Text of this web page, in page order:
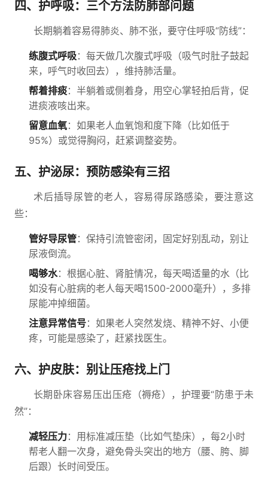
四、护呼吸：三个方法防肺部问题
长期躺着容易得肺炎、肺不张，要守住呼吸“防线”：
练腹式呼吸：每天做几次腹式呼吸（吸气时肚子鼓起
来，呼气时收回去），维持肺活量。
帮着排痰：半躺着或侧着身，用空心掌轻拍后背，促
进痰液咳出来。
留意血氧：如果老人血氧饱和度下降（比如低于
95%）或觉得胸闷，赶紧调整姿势。
五、护泌尿：预防感染有三招
术后插导尿管的老人，容易得尿路感染，要注意这
些：
管好导尿管：保持引流管密闭，固定好别乱动，别让
尿液倒流。
喝够水：根据心脏、肾脏情况，每天喝适量的水（比
如没有心脏病的老人每天喝1500-2000毫升），多排
尿能冲掉细菌。
注意异常信号：如果老人突然发烧、精神不好、小便
疼，可能是感染了，赶紧找医生。
六、护皮肤：别让压疮找上门
长期卧床容易压出压疮（褥疮），护理要“防患于未
然”：
减轻压力：用标准减压垫（比如气垫床），每2小时
帮老人翻一次身，避免骨头突出的地方（腰、胯、脚
后跟）长时间受压。